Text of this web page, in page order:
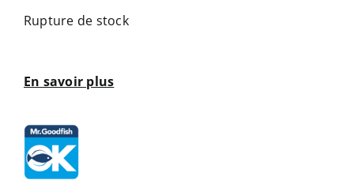
Rupture de stock
En savoir plus